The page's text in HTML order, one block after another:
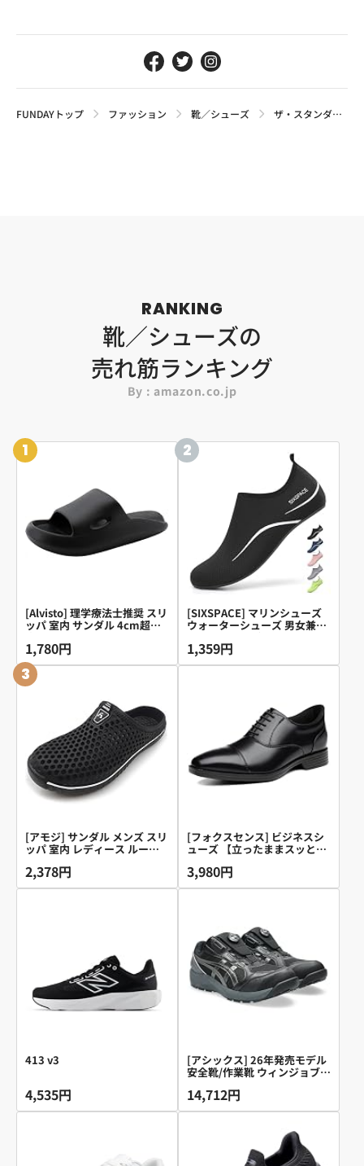
FUNDAYトップ ファッション 靴／シューズ ザ・スタンダード！コンバースの白スニーカーおすすめモデル＆人気モデルの特徴と違いについて解説
RANKING
靴／シューズの
売れ筋ランキング
By : amazon.co.jp
1
[Alvisto] 理学療法士推奨 スリ
ッパ 室内 サンダル 4cm超厚
ーズ レディース メンズ ベラ
ンダ バス トイレ 超軽量 静音
防滑 柔らか 抗菌防臭 EVA air
slippers ブラック 27.0-
1,780円
2
[SIXSPACE] マリンシューズ
ウォーターシューズ 男女兼用
シューズ レディース メンズ
軽量 通気 滑り止 ヨガ サーフ
1,359円
3
[アモジ] サンダル メンズ スリ
ッパ 室内 レディース ルーム
ダル れでぃーす サボ ビジネ
ス オフィスサンダル ビーチ
っかけ スリッポン AM1702 黒
ブラック 27.0cm
2,378円
[フォクスセンス] ビジネスシ
ューズ 【立ったままスッと履
レスシューズ 本革 ウォーキン
グ ストレートチップ スニーカ
26.5CM QS2358-01
3,980円
413 v3
4,535円
[アシックス] 26年発売モデル
安全靴/作業靴 ウィンジョブ
CP229 BOA JSAA A種先芯 メ
ッシュ ローカット 3E ユニセ
ックス大人 ブラック/ガンメタ
14,712円